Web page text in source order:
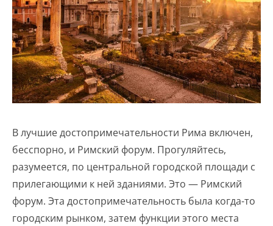
В лучшие достопримечательности Рима включен,
бесспорно, и Римский форум. Прогуляйтесь,
разумеется, по центральной городской площади с
прилегающими к ней зданиями. Это — Римский
форум. Эта достопримечательность была когда-то
городским рынком, затем функции этого места